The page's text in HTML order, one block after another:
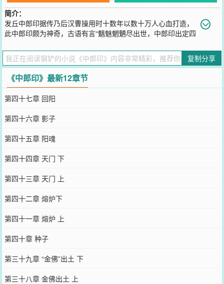
简介：
发丘中郎印据传乃后汉曹操用时十数年以数十万人心血打造，
此中郎印颇为神奇，古语有言“魑魅魍魉尽出世，中郎印出定四
避让。怎耐沧桑巨变，只留下半块中郎印，继续随我······
您要是觉得《中郎印》还不错的话请不要忘记向您QQ群和微博微信里
的朋友推荐哦！
复制分享
《中郎印》最新12章节
第四十七章 回阳
第四十六章 影子
第四十五章 阳魂
第四十四章 天门 下
第四十三章 天门 上
第四十二章 熔炉下
第四十一章 熔炉 上
第四十章 种子
第三十九章 “金佛”出土 下
第三十八章 金佛出土 上